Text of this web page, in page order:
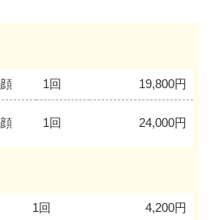
顔 1回 19,800円
顔 1回 24,000円
1回 4,200円